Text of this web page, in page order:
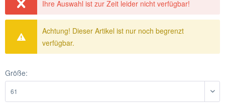
Ihre Auswahl ist zur Zeit leider nicht verfügbar!
Achtung! Dieser Artikel ist nur noch begrenzt
verfügbar.
Größe: